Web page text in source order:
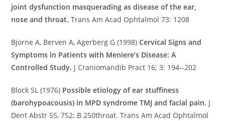
joint dysfunction masquerading as disease of the ear,
nose and throat. Trans Am Acad Ophtalmol 73: 1208
Bjorne A, Berven A, Agerberg G (1998)Cervical Signs and
Symptoms in Patients with Meniere’s Disease: A
Controlled Study. J Craniomandib Pract 16; 3: 194-­‐202
Block SL (1976) Possible etiology of ear stuffiness
(barohypoacousis) in MPD syndrome TMJ and facial pain. J
Dent Abstr 55, 752: B 250throat. Trans Am Acad Ophtalmol